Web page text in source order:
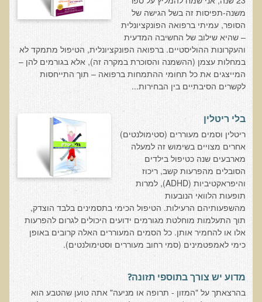
רשימת מאכלים המכילים היסטמין
עשרת המזונות
עדויות מטופלים
תודה לך דוקטור על חוויה נהדרת
אדם ורופא שנותן לי אלטרנטיבה אחרת ממה שהרופאים שפגשתי נתנו
לי
​תודה לך עדיאל על הפגישה היום. מאד שמחתי על האווירה האופטימית
עצוב נורא לחשוב שכל כך הרבה אנשים מאמינים שכימותרפיה היא
התקווה היחידה כאשר מאובחנים עם סרטן
אנחנו מאושרים מאוד שביצענו ואת הבדיקה וממליצים בחום לכל מי
שסובל לעשות אותה.
הבריאות של כל המשפחה השתפרה
אסירי תודה לך על השבת הבריאות שלנו
אודות
משנה-תפיסות זה בשל הגישה של
הסופר, עמיתי ברפואה הפונקציונלית
– שהיא שילוב של החשיבה המדעית
והעקרונות ההוליסטיים. ברפואה הפונקציונלית, הטיפול מתמקד לא
במחלות עצמן (ההשמנה והסוכרת במקרה זה), אלא בגורמים להן –
המייצגים את כל תחומי ההתמחות ברפואה – תוך התייחסות
לקשרים הסיבתיים בין הבחירות...
בלי ריטלין
ריטלין וסמים מעוררים (סטימולנטים)
אחרים מצויים בשימוש זה למעלה
מארבעים שנה כטיפול בילדים
הסובלים מהפרעות קשב, ריכוז
והיפראקטיביות (ADHD), למרות
תופעות הלוואי הנובעות
מהשפעותיהם הרעילות. הטיפול הכימי בתסמינים בלבד הוצדק,
תוך התעלמות מוחלטת מגורמים ידועים היכולים לגרום להפרעות
אלו או להחמיר אותן. כל הסמים המעוררים האלה קרובים באופן
כימי לאמפטמינים (סמי רחוב מעוררים וסטימולנטים).
מדוע יש צורך בתוספי תזונה?
בהרצאתך על "המזון - תרופה או מניעה" אתה טוען שהטבע הוא